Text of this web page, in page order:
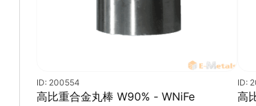
ID: 200554
高比重合金丸棒 W90% - WNiFe
ID:
高